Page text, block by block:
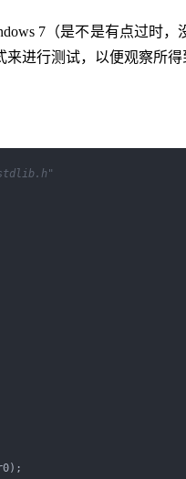
7（是不是有点过时
进行测试，以便观察所得